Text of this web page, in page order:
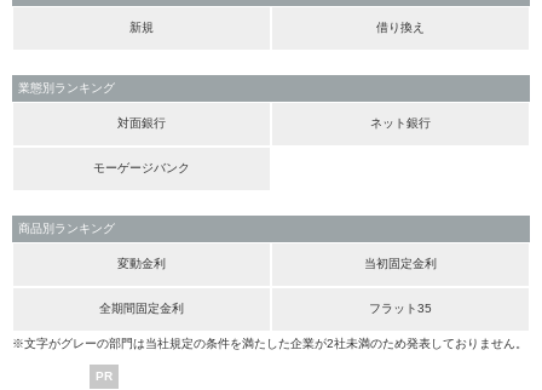
新規 借り換え
業態別ランキング
対面銀行 ネット銀行
モーゲージバンク
商品別ランキング
変動金利 当初固定金利
全期間固定金利 フラット35
※文字がグレーの部門は当社規定の条件を満たした企業が2社未満のため発表しておりません。
PR